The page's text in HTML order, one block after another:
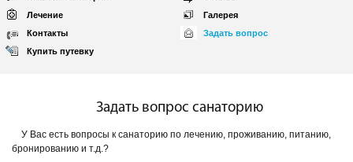
Лечение
Галерея
Контакты
Задать вопрос
Купить путевку
Задать вопрос санаторию
У Вас есть вопросы к санаторию по лечению, проживанию, питанию,
бронированию и т.д.?